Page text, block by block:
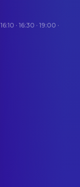
· 16:30 · 19:00 ·